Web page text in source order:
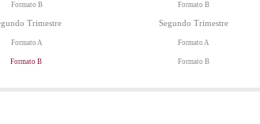
Formato B
Trimestre
Formato A
Formato B
Formato B
Segundo Trimestre
Formato A
Formato B